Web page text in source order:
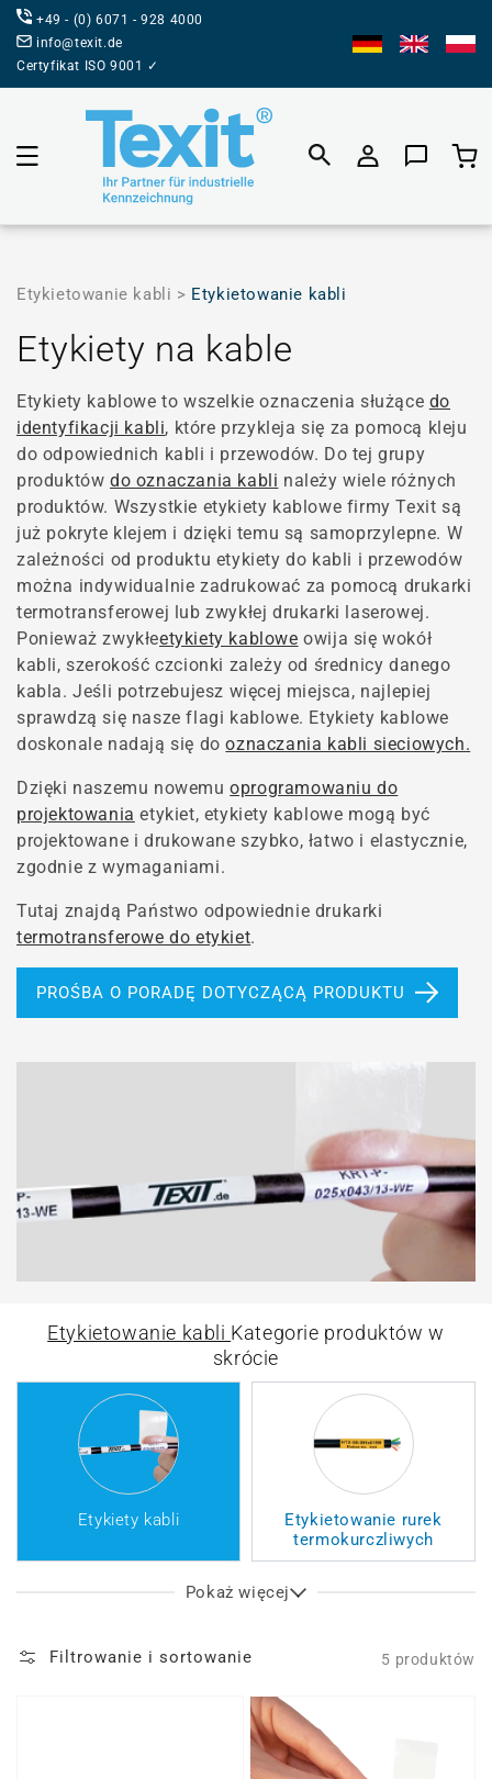
BEZPOŚREDNIO
DO TREŚCI
+49 - (0) 6071 - 928 4000
info@texit.de
Certyfikat ISO 9001 ✓
Koszyk
Etykietowanie kabli > Etykietowanie kabli
Kategoria:
Etykiety na kable
Etykiety kablowe to wszelkie oznaczenia służące do
identyfikacji kabli, które przykleja się za pomocą kleju
do odpowiednich kabli i przewodów. Do tej grupy
produktów do oznaczania kabli należy wiele różnych
produktów. Wszystkie etykiety kablowe firmy Texit są
już pokryte klejem i dzięki temu są samoprzylepne. W
zależności od produktu etykiety do kabli i przewodów
można indywidualnie zadrukować za pomocą drukarki
termotransferowej lub zwykłej drukarki laserowej.
Ponieważ zwykłeetykiety kablowe owija się wokół
kabli, szerokość czcionki zależy od średnicy danego
kabla. Jeśli potrzebujesz więcej miejsca, najlepiej
sprawdzą się nasze flagi kablowe. Etykiety kablowe
doskonale nadają się dooznaczania kabli sieciowych.
Dzięki naszemu nowemuoprogramowaniu do
projektowania etykiet, etykiety kablowe mogą być
projektowane i drukowane szybko, łatwo i elastycznie,
zgodnie z wymaganiami.
Tutaj znajdą Państwo odpowiednie drukarki
termotransferowe do etykiet.
PROŚBA O PORADĘ DOTYCZĄCĄ PRODUKTU
Etykietowanie kabli Kategorie produktów w
skrócie
Etykiety kabli
Etykietowanie rurek
termokurczliwych
Pokaż więcej
Filtrowanie i sortowanie 5 produktów
Etykiety
kablowe
z